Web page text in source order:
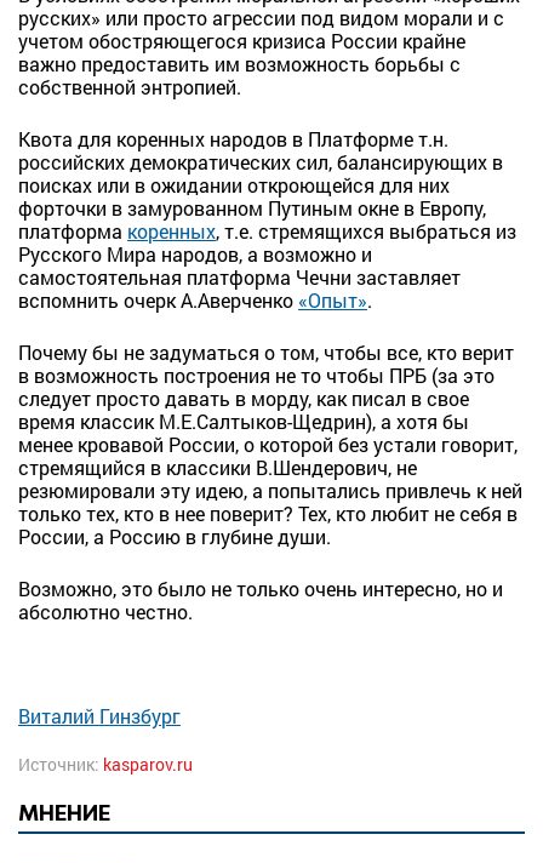
русских» или просто агрессии под видом морали и с
учетом обостряющегося кризиса России крайне
важно предоставить им возможность борьбы с
собственной энтропией.
Квота для коренных народов в Платформе т.н.
российских демократических сил, балансирующих в
поисках или в ожидании откроющейся для них
форточки в замурованном Путиным окне в Европу,
платформа коренных, т.е. стремящихся выбраться из
Русского Мира народов, а возможно и
самостоятельная платформа Чечни заставляет
вспомнить очерк А.Аверченко «Опыт».
Почему бы не задуматься о том, чтобы все, кто верит
в возможность построения не то чтобы ПРБ (за это
следует просто давать в морду, как писал в свое
время классик М.Е.Салтыков-Щедрин), а хотя бы
менее кровавой России, о которой без устали говорит,
стремящийся в классики В.Шендерович, не
резюмировали эту идею, а попытались привлечь к ней
только тех, кто в нее поверит? Тех, кто любит не себя в
России, а Россию в глубине души.
Возможно, это было не только очень интересно, но и
абсолютно честно.
Виталий Гинзбург
Источник: kasparov.ru
МНЕНИЕ